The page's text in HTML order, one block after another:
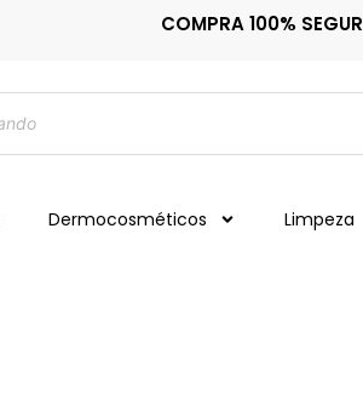
COMPRA 100%
Dermocosméticos Limpeza